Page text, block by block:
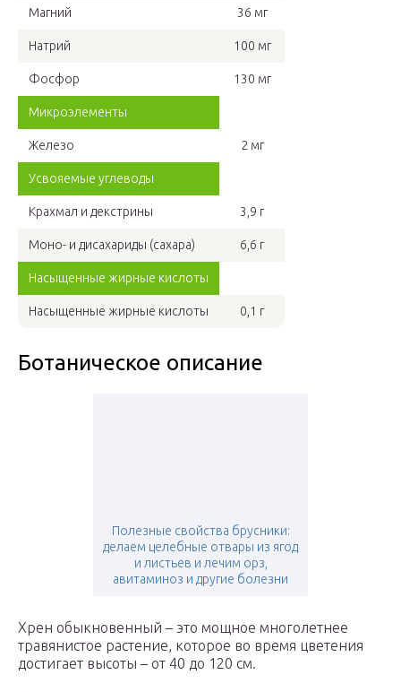
Магний 36 мг
Натрий 100 мг
Фосфор 130 мг
Микроэлементы
Железо 2 мг
Усвояемые углеводы
Крахмал и декстрины 3,9 г
Моно- и дисахариды (сахара) 6,6 г
Насыщенные жирные кислоты
Насыщенные жирные кислоты 0,1 г
Ботаническое описание
Полезные свойства брусники:
делаем целебные отвары из ягод
и листьев и лечим орз,
авитаминоз и другие болезни
Хрен обыкновенный – это мощное многолетнее
травянистое растение, которое во время цветения
достигает высоты – от 40 до 120 см.